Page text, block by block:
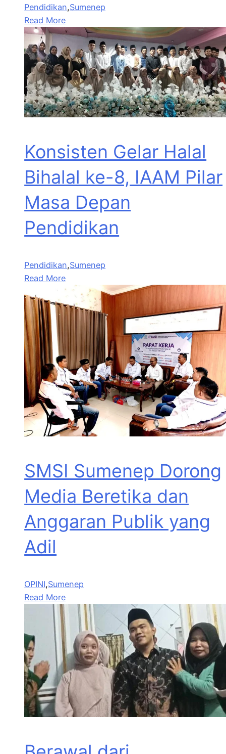
Pendidikan,Sumenep
Read More
Konsisten Gelar Halal
Bihalal ke-8, IAAM Pilar
Masa Depan
Pendidikan
Pendidikan,Sumenep
Read More
SMSI Sumenep Dorong
Media Beretika dan
Anggaran Publik yang
Adil
OPINI,Sumenep
Read More